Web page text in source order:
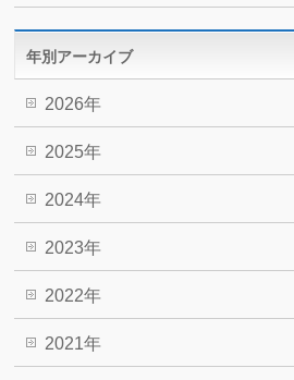
年別アーカイブ
2026年
2025年
2024年
2023年
2022年
2021年